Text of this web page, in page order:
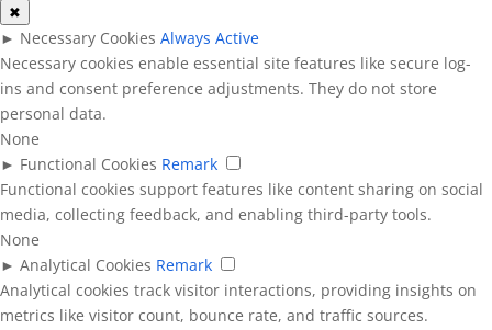
✖
► Necessary Cookies Always Active
Necessary cookies enable essential site features like secure log-
ins and consent preference adjustments. They do not store
personal data.
None
► Functional Cookies Remark
Functional cookies support features like content sharing on social
media, collecting feedback, and enabling third-party tools.
None
► Analytical Cookies Remark
Analytical cookies track visitor interactions, providing insights on
metrics like visitor count, bounce rate, and traffic sources.